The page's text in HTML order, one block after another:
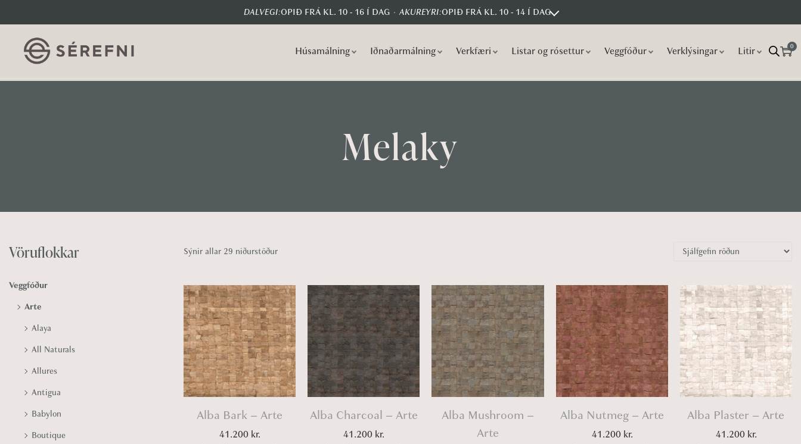
DALVEGI:OPIÐ FRÁ KL. 10 - 16 Í DAG AKUREYRI:OPIÐ FRÁ KL. 10 - 14 Í DAG
o
n
o
n
o
c
Húsamálning Iðnaðarmálning Verkfæri Listar og rósettur Veggfóður Verklýsingar Litir 0
Melaky
Sýnir allar 29 niðurstöður
Alba Bark – Arte
41.200 kr.
Alba Charcoal – Arte
41.200 kr.
Alba Mushroom –
Arte
Alba Nutmeg – Arte
41.200 kr.
Alba Plaster – Arte
41.200 kr.
Vöruflokkar
Veggfóður
Arte
Alaya
All Naturals
Allures
Antigua
Babylon
Boutique